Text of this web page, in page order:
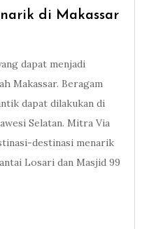
di Makassar
dapat menjadi
Makassar. Beragam
dapat dilakukan di
Selatan. Mitra Via
destinasi menarik
Losari dan Masjid 99